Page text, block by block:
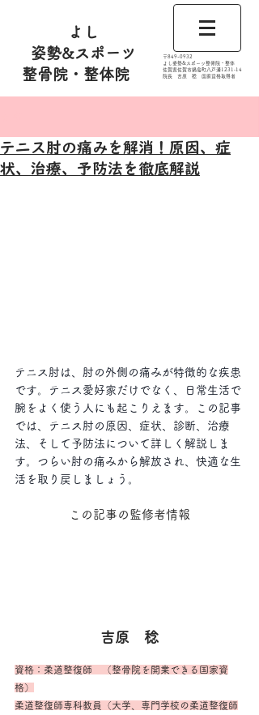
よし
姿勢&スポーツ
整骨院・整体院
​〒849-0932
よし姿勢&スポーツ整骨院・整体
佐賀県佐賀市鍋島町八戸溝1231‐14
​​院長 吉原 稔​ 国家資格取得者
テニス肘の痛みを解消！原因、症
状、治療、予防法を徹底解説
テニス肘は、肘の外側の痛みが特徴的な疾患
です。テニス愛好家だけでなく、日常生活で
腕をよく使う人にも起こりえます。この記事
では、テニス肘の原因、症状、診断、治療
法、そして予防法について詳しく解説しま
す。つらい肘の痛みから解放され、快適な生
活を取り戻しましょう。
この記事の監修者情報
吉原　稔
資格：柔道整復師　（整骨院を開業できる国家資
格）
柔道整復師専科教員（大学、専門学校の柔道整復師